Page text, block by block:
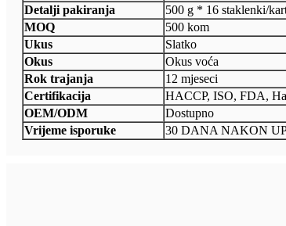
Detalji pakiranja
500 g * 16 staklenki/
MOQ
500 kom
Ukus
Slatko
Okus
Okus voća
Rok trajanja
12 mjeseci
Certifikacija
HACCP, ISO, FDA,
OEM/ODM
Dostupno
Vrijeme isporuke
30 DANA NAKON